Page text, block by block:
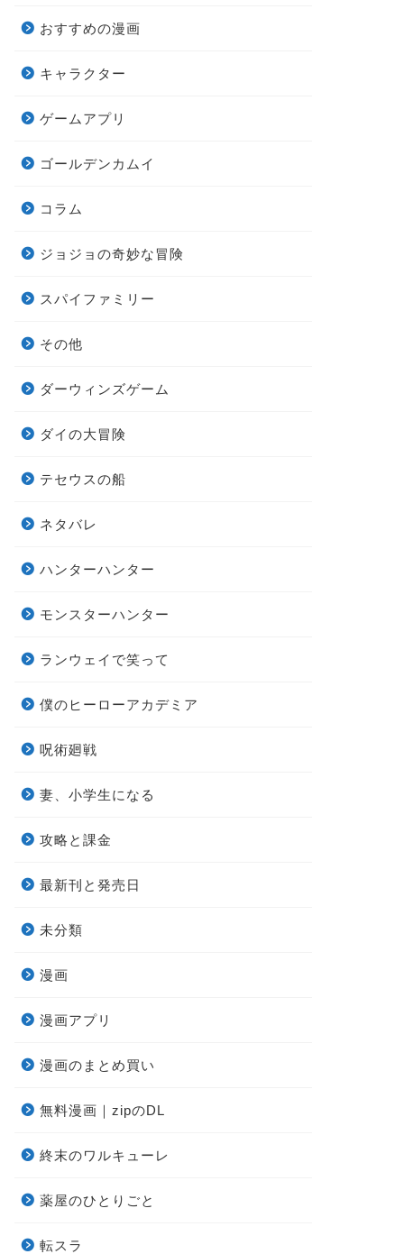
おすすめの漫画
キャラクター
ゲームアプリ
ゴールデンカムイ
コラム
ジョジョの奇妙な冒険
スパイファミリー
その他
ダーウィンズゲーム
ダイの大冒険
テセウスの船
ネタバレ
ハンターハンター
モンスターハンター
ランウェイで笑って
僕のヒーローアカデミア
呪術廻戦
妻、小学生になる
攻略と課金
最新刊と発売日
未分類
漫画
漫画アプリ
漫画のまとめ買い
無料漫画｜zipのDL
終末のワルキューレ
薬屋のひとりごと
転スラ